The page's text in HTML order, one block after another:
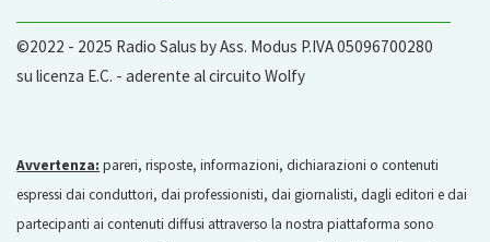
©2022 - 2025 Radio Salus by Ass. Modus P.IVA 05096700280
su licenza E.C. - aderente al circuito Wolfy
Avvertenza: pareri, risposte, informazioni, dichiarazioni o contenuti
espressi dai conduttori, dai professionisti, dai giornalisti, dagli editori e dai
partecipanti ai contenuti diffusi attraverso la nostra piattaforma sono